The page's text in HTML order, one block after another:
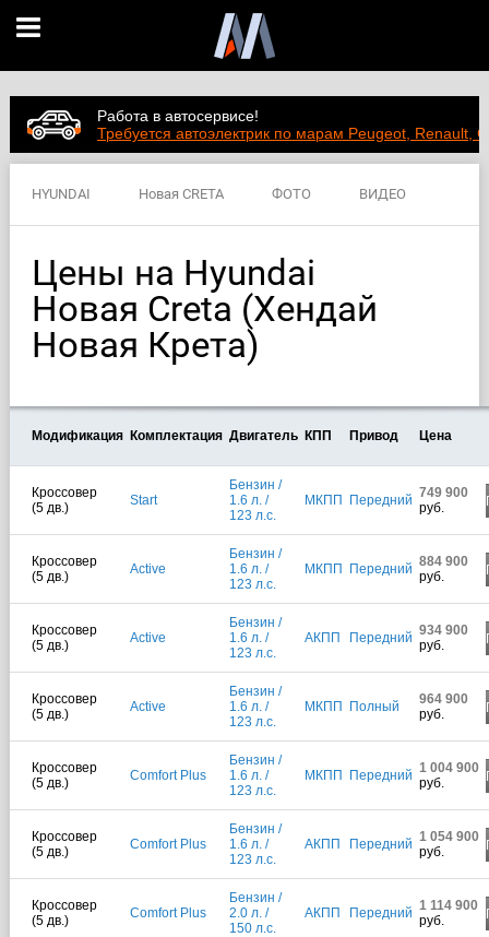
Работа в автосервисе!
Требуется автоэлектрик по марам Peugeot, Renault,
HYUNDAI Новая CRETA ФОТО ВИДЕО
Цены на Hyundai
Новая Creta (Хендай
Новая Крета)
Модификация Комплектация Двигатель КПП Привод Цена
Кроссовер
(5 дв.)
Start
Бензин /
1.6 л. /
123 л.с.
МКПП Передний 749 900
руб.
Кроссовер
(5 дв.)
Active
Бензин /
1.6 л. /
123 л.с.
МКПП Передний 884 900
руб.
Кроссовер
(5 дв.)
Active
Бензин /
1.6 л. /
123 л.с.
АКПП Передний 934 900
руб.
Кроссовер
(5 дв.)
Active
Бензин /
1.6 л. /
123 л.с.
МКПП Полный
964 900
руб.
Кроссовер
(5 дв.)
Comfort Plus
Бензин /
1.6 л. /
123 л.с.
МКПП Передний 1 004 900
руб.
Кроссовер
(5 дв.)
Comfort Plus
Бензин /
1.6 л. /
123 л.с.
АКПП Передний 1 054 900
руб.
Кроссовер
(5 дв.)
Comfort Plus
Бензин /
2.0 л. /
150 л.с.
АКПП Передний 1 114 900
руб.